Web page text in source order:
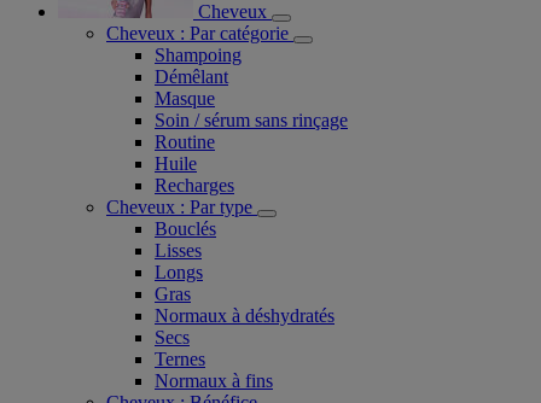
Cheveux
Cheveux : Par catégorie
Shampoing
Démêlant
Masque
Soin / sérum sans rinçage
Routine
Huile
Recharges
Cheveux : Par type
Bouclés
Lisses
Longs
Gras
Normaux à déshydratés
Secs
Ternes
Normaux à fins